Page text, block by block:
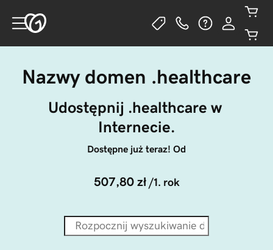
Nazwy domen .healthcare
Udostępnij .healthcare w
Internecie.
Dostępne już teraz! Od
507,80 zł /1. rok